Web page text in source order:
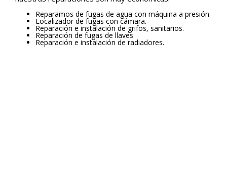
Reparamos de fugas de agua con máquina a presión.
Localizador de fugas con cámara.
Reparación e instalación de grifos, sanitarios.
Reparación de fugas de llaves
Reparación e instalación de radiadores.